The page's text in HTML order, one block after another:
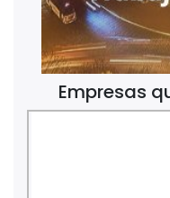
Empresas